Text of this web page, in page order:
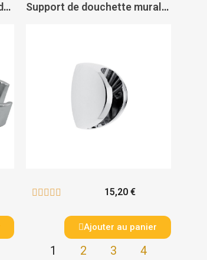
Support de douchette par-dessous - PAS DE MARQUE Support de douchette mural 3 positions - VALENTIN
     15,20 €
Ajouter au panier
1 2 3 4